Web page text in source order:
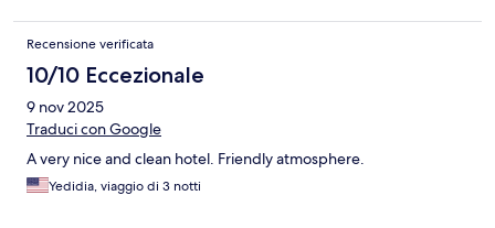
Recensione verificata
10/10 Eccezionale
9 nov 2025
Traduci con Google
A very nice and clean hotel. Friendly atmosphere.
Yedidia, viaggio di 3 notti